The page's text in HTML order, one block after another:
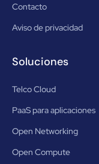
Contacto
Aviso de privacidad
Soluciones
Telco Cloud
PaaS para aplicaciones
Open Networking
Open Compute